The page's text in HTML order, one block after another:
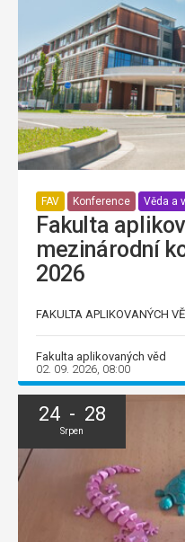
FAV Konference Věda a
Fakulta
mezinárodní
2026
FAKULTA APLIKOVANÝCH
Fakulta aplikovaných věd
02. 09. 2026, 08:00
24 - 28
Srpen